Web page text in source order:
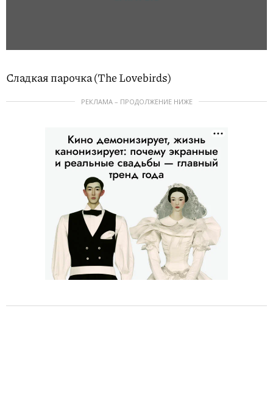
Сладкая парочка (The Lovebirds)
РЕКЛАМА – ПРОДОЛЖЕНИЕ НИЖЕ